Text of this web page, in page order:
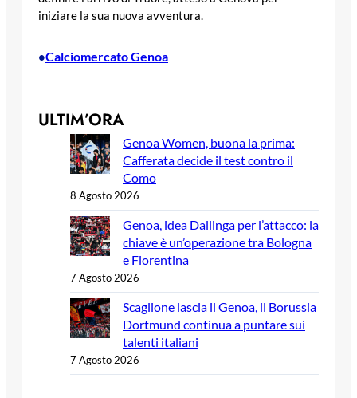
iniziare la sua nuova avventura.
•Calciomercato Genoa
ULTIM’ORA
Genoa Women, buona la prima:
Cafferata decide il test contro il
Como
8 Agosto 2026
Genoa, idea Dallinga per l’attacco: la
chiave è un’operazione tra Bologna
e Fiorentina
7 Agosto 2026
Scaglione lascia il Genoa, il Borussia
Dortmund continua a puntare sui
talenti italiani
7 Agosto 2026